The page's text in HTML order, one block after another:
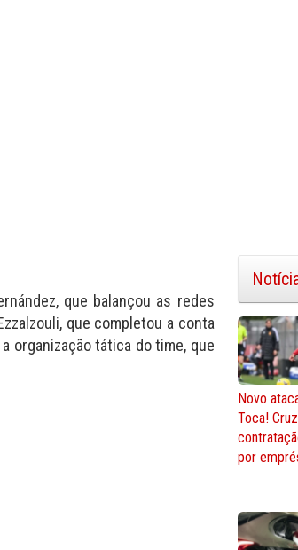
que balançou as redes
que completou a conta
organização tática do time, que
Novo
Toca!
por